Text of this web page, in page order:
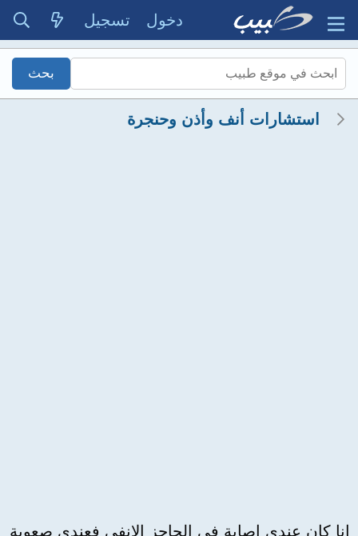
دخول تسجيل
استشارات أنف وأذن وحنجرة
انا كان عندي اصابة في الحاجز الانفي فعندي صعوبة